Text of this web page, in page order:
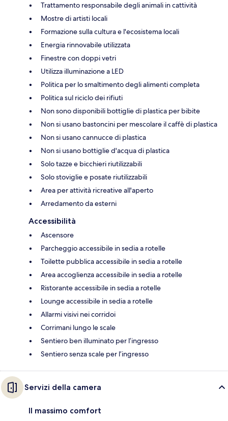
Trattamento responsabile degli animali in cattività
Mostre di artisti locali
Formazione sulla cultura e l'ecosistema locali
Energia rinnovabile utilizzata
Finestre con doppi vetri
Utilizza illuminazione a LED
Politica per lo smaltimento degli alimenti completa
Politica sul riciclo dei rifiuti
Non sono disponibili bottiglie di plastica per bibite
Non si usano bastoncini per mescolare il caffè di plastica
Non si usano cannucce di plastica
Non si usano bottiglie d'acqua di plastica
Solo tazze e bicchieri riutilizzabili
Solo stoviglie e posate riutilizzabili
Area per attività ricreative all'aperto
Arredamento da esterni
Accessibilità
Ascensore
Parcheggio accessibile in sedia a rotelle
Toilette pubblica accessibile in sedia a rotelle
Area accoglienza accessibile in sedia a rotelle
Ristorante accessibile in sedia a rotelle
Lounge accessibile in sedia a rotelle
Allarmi visivi nei corridoi
Corrimani lungo le scale
Sentiero ben illuminato per l’ingresso
Sentiero senza scale per l’ingresso
Servizi della camera
Il massimo comfort